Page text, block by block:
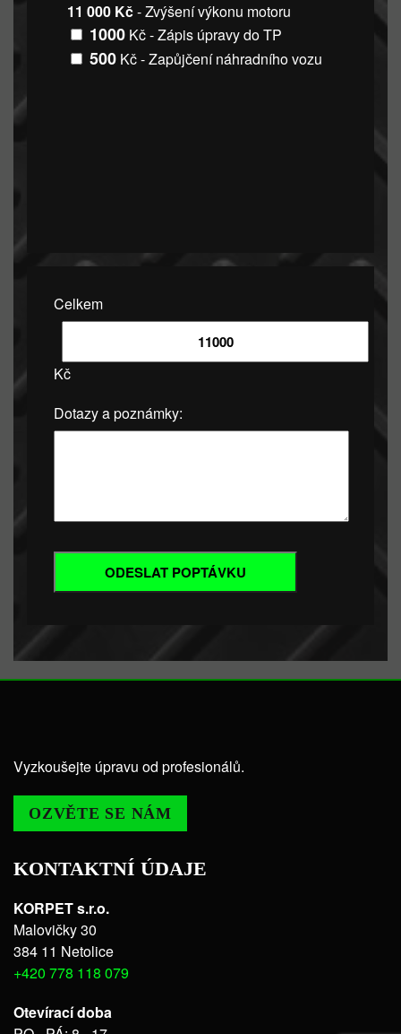
11 000 Kč- Zvýšení výkonu motoru
1000 Kč - Zápis úpravy do TP
500 Kč - Zapůjčení náhradního vozu
Celkem
Kč
Dotazy a poznámky:
Vyzkoušejte úpravu od profesionálů.
OZVĚTE SE NÁM
KONTAKTNÍ ÚDAJE
KORPET s.r.o.
Malovičky 30
384 11 Netolice
+420 778 118 079
Otevírací doba